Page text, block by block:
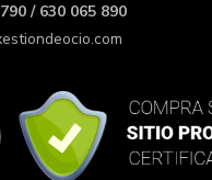
/ 630 065 890